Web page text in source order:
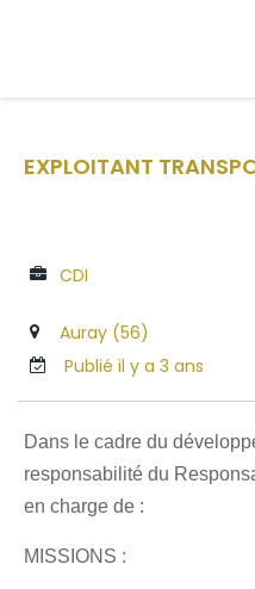
EXPLOITANT
CDI
Auray (56)
Publié il y a 3 ans
Dans le cadre du
responsabilité du
en charge de :
MISSIONS :